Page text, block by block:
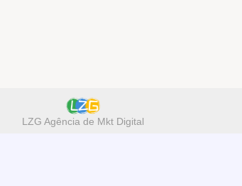
LZG Agência de Mkt Digital